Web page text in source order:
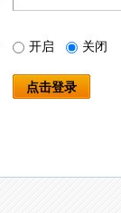
开启 关闭
点击登录